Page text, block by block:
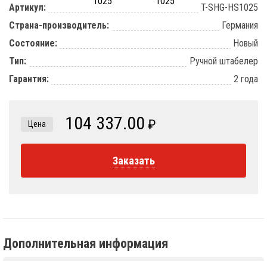
Артикул:
T-SHG-HS1025
Страна-производитель:
Германия
Состояние:
Новый
Тип:
Ручной штабелер
Гарантия:
2 года
Цена 104 337.00 ₽
Заказать
Дополнительная информация